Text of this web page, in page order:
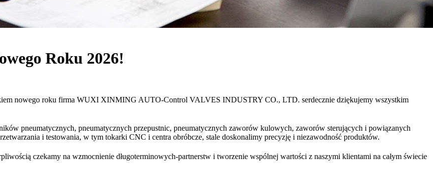
Roku 2026!
nowego roku firma WUXI XINMING AUTO-Control VALVES INDUSTRY CO., LTD. serdecznie dziękujemy wszystkim
pneumatycznych, pneumatycznych przepustnic, pneumatycznych zaworów kulowych, zaworów sterujących i powiązanych
i testowania, w tym tokarki CNC i centra obróbcze, stale doskonalimy precyzję i niezawodność produktów.
czekamy na wzmocnienie długoterminowych-partnerstw i tworzenie wspólnej wartości z naszymi klientami na całym świecie